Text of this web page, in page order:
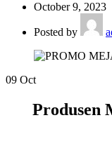
October 9, 2023
Posted by
09 Oct
Produsen